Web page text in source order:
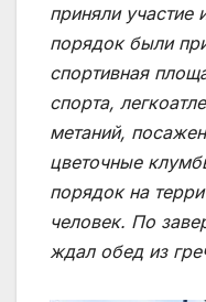
приняли участие
порядок были
спортивная
спорта,
метаний,
цветочные
порядок на
человек. По
ждал обед из